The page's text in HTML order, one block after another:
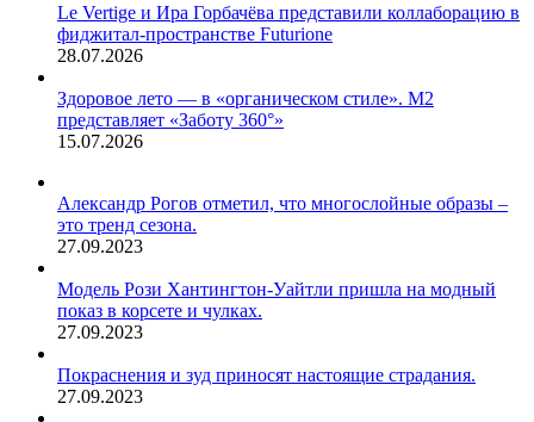
Le Vertige и Ира Горбачёва представили коллаборацию в
фиджитал-пространстве Futurione
28.07.2026
Здоровое лето — в «органическом стиле». М2
представляет «Заботу 360°»
15.07.2026
Александр Рогов отметил, что многослойные образы –
это тренд сезона.
27.09.2023
Модель Рози Хантингтон-Уайтли пришла на модный
показ в корсете и чулках.
27.09.2023
Покраснения и зуд приносят настоящие страдания.
27.09.2023